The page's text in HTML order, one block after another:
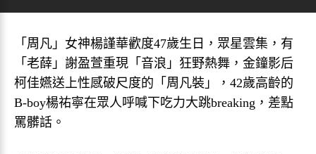
「周凡」女神楊謹華歡度47歲生日，眾星雲集，有
「老薛」謝盈萱重現「音浪」狂野熱舞，金鐘影后
柯佳嬿送上性感破尺度的「周凡裝」，42歲高齡的
B-boy楊祐寧在眾人呼喊下吃力大跳breaking，差點
罵髒話。